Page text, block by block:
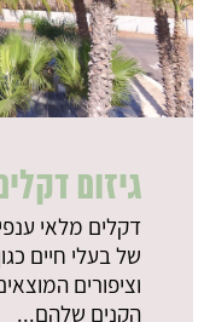
גיזום
דקלים מלאי
של בעלי חיים
וציפורים
הקנים שלהם...